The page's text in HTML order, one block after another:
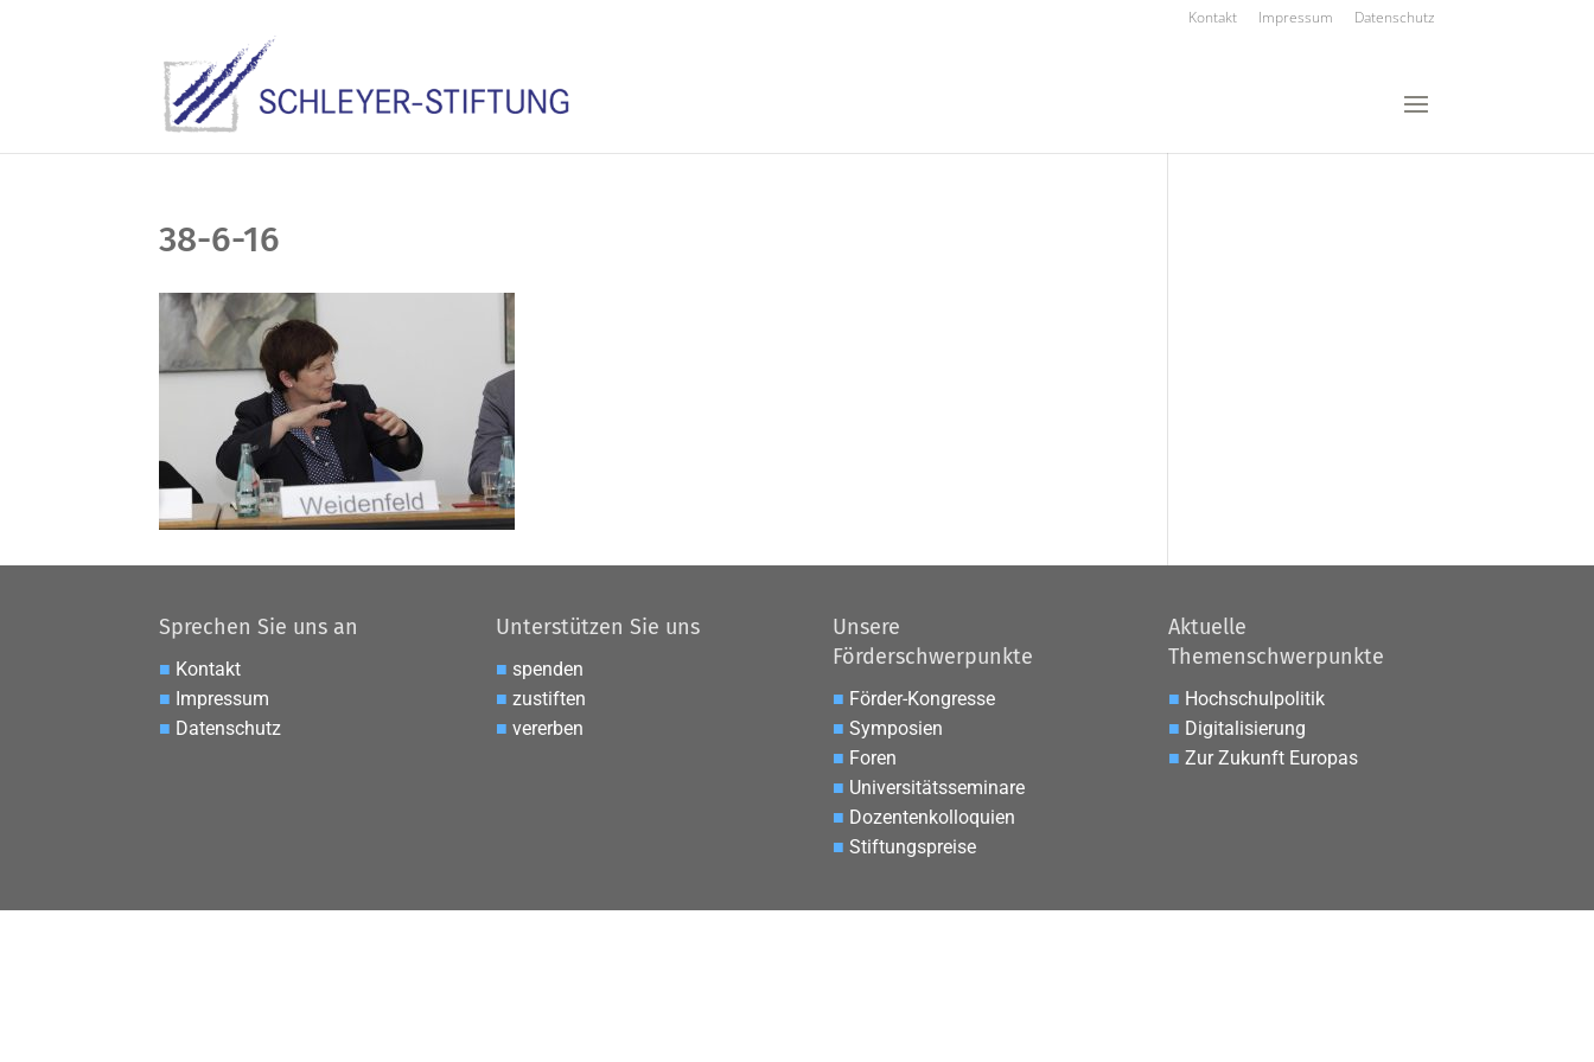
Kontakt Impressum Datenschutz
38-6-16
Sprechen Sie uns an
■ Kontakt
■ Impressum
■ Datenschutz
Unterstützen Sie uns
■ spenden
■ zustiften
■ vererben
Unsere
Förderschwerpunkte
■ Förder-Kongresse
■ Symposien
■ Foren
■ Universitätsseminare
■ Dozentenkolloquien
■ Stiftungspreise
Aktuelle
Themenschwerpunkte
■ Hochschulpolitik
■ Digitalisierung
■ Zur Zukunft Europas